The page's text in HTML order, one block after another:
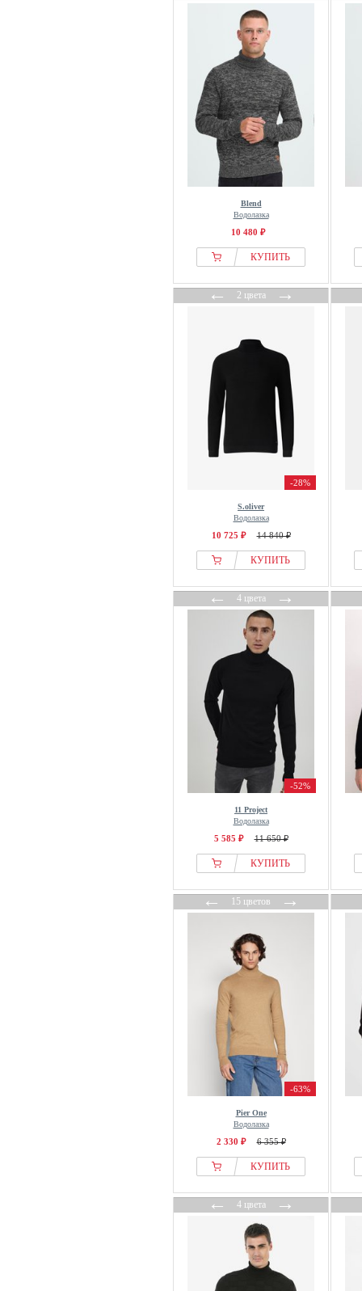
Blend
Водолазка
10 480 ₽
КУПИТЬ
←2 цвета→
-28%
S.oliver
Водолазка
10 725 ₽ 14 840 ₽
КУПИТЬ
←4 цвета→
-52%
11 Project
Водолазка
5 585 ₽ 11 650 ₽
КУПИТЬ
←15 цветов→
-63%
Pier One
Водолазка
2 330 ₽ 6 355 ₽
КУПИТЬ
←4 цвета→